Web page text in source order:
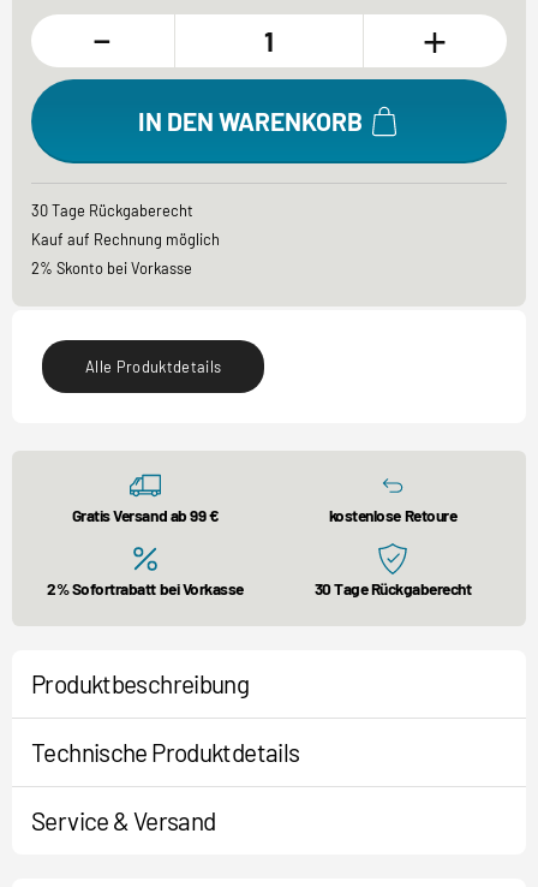
- +
IN DEN WARENKORB
30 Tage Rückgaberecht
Kauf auf Rechnung möglich
2% Skonto bei Vorkasse
Alle Produktdetails
Gratis Versand ab 99 € kostenlose Retoure
2% Sofortrabatt bei Vorkasse 30 Tage Rückgaberecht
Produktbeschreibung
Technische Produktdetails
Service & Versand